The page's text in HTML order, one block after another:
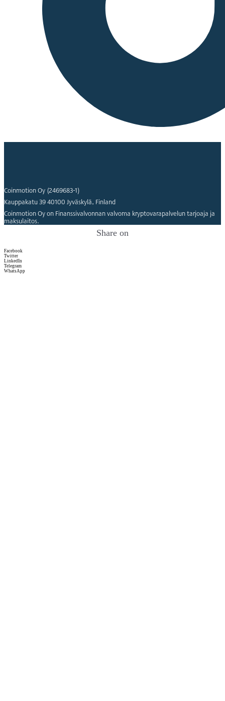
Coinmotion Oy (2469683-1)
Kauppakatu 39 40100 Jyväskylä, Finland
Coinmotion Oy on Finanssivalvonnan valvoma kryptovarapalvelun tarjoaja ja
maksulaitos.
Share on
Facebook
Twitter
LinkedIn
Telegram
WhatsApp